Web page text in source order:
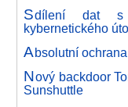
Sdílení dat s
kybernetického
Absolutní
Nový backdoor
Sunshuttle